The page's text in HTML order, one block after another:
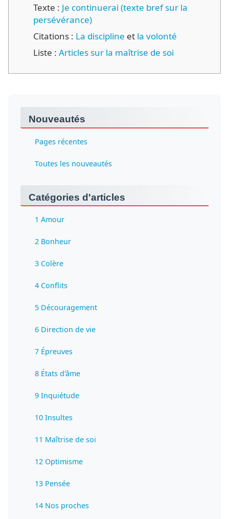
Texte : Je continuerai (texte bref sur la
persévérance)
Citations : La discipline et la volonté
Liste : Articles sur la maîtrise de soi
Nouveautés
Pages récentes
Toutes les nouveautés
Catégories d'articles
1 Amour
2 Bonheur
3 Colère
4 Conflits
5 Découragement
6 Direction de vie
7 Épreuves
8 États d'âme
9 Inquiétude
10 Insultes
11 Maîtrise de soi
12 Optimisme
13 Pensée
14 Nos proches